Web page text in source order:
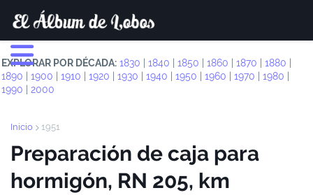
EXPLORAR POR DÉCADA: 1830 1840 1850 1860 1870 1880
1890
1900 1910 1920 1930 1940 1950 1960 1970 1980
1990
2000
Inicio 1951
Preparación de caja para
hormigón, RN 205, km